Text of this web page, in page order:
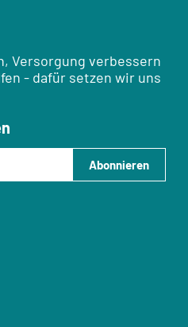
Versorgung verbessern
- dafür setzen wir uns
Abonnieren